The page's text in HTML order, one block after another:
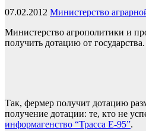
07.02.2012 Министерство
Министерство агрополитики и
получить дотацию от
Так, фермер получит дотацию
получение дотации: те, кто не
информагенство “Трасса Е-95”.